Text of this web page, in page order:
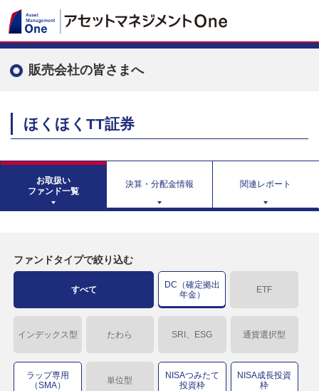
販売会社の皆さまへ
ほくほくTT証券
お取扱い
ファンド一覧
決算・分配金情報 関連レポート
ファンドタイプで絞り込む
すべて
DC（確定拠出
年金）
ETF
インデックス型 たわら SRI、ESG 通貨選択型
ラップ専用
（SMA）
単位型
NISAつみたて
投資枠
NISA成長投資
枠